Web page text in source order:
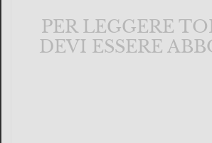
PER LEGGERE
DEVI ESSERE